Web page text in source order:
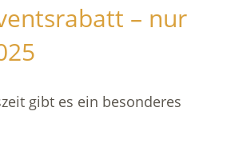
– nur
gibt es ein besonderes